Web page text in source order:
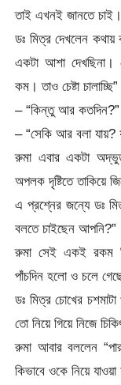
তাই এখনই জানতে
ডঃ মিত্র দেখলেন কথায়
একটা আশা দেখছিনা।
কম। তাও চেষ্টা চালাচ্ছি”
– “কিন্তু আর কতদিন?”
– “সেকি আর বলা
রুমা এবার একটা
অপলক দৃষ্টিতে তাকিয়ে
এ প্রশ্নের জন্যে ডঃ
বলতে চাইছেন আপনি?”
রুমা সেই একই রকম
পাঁচদিন হলো ও চলে
ডঃ মিত্র চোখের
তো নিয়ে গিয়ে নিজে
রুমা আবার বললেন
কিভাবে ওকে নিয়ে যাওয়া